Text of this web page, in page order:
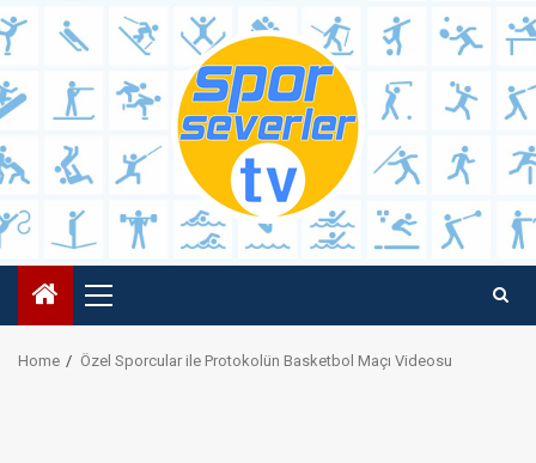
Skip
to
Primary
Menu
Home Özel Sporcular ile Protokolün Basketbol Maçı Videosu